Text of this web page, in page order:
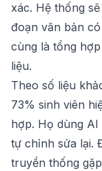
xác. Hệ thống
đoạn văn bản
cùng là tổng
liệu.
Theo số liệu
73% sinh viên
hợp. Họ dùng
tự chỉnh sửa lại.
truyền thống